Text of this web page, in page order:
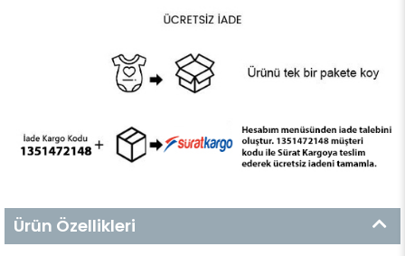
Ürün Özellikleri